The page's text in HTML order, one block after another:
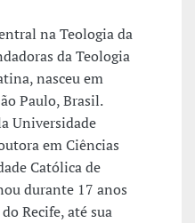
na Teologia da
da Teologia
nasceu em
Paulo, Brasil.
Universidade
em Ciências
Católica de
durante 17 anos
Recife, até sua